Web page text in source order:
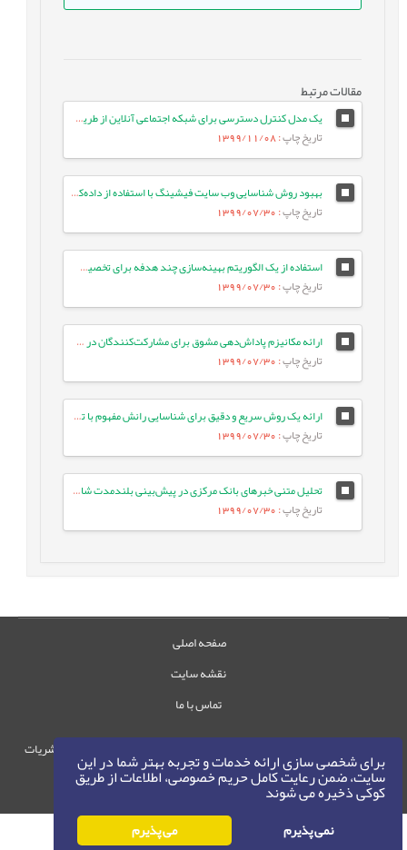
برای شخصی سازی ارائه خدمات و تجربه بهتر شما در این
سایت، ضمن رعایت کامل حریم خصوصی، اطلاعات از طریق
کوکی ذخیره می شوند
نمی پذیرم می پذیرم
مقالات مرتبط
یک مدل کنترل دسترسی برای شبکه اجتماعی آنلاین از طریق ارتباطات کاربربه‌کاربر
تاریخ چاپ: 1399/11/08
بهبود روش شناسایی وب سایت فیشینگ با استفاده از داده‌کاوی روی صفحات وب
تاریخ چاپ: 1399/07/30
استفاده از یک الگوریتم بهینه‌سازی چند هدفه برای تخصیص کارها در سیستم‌های مبتنی بر ابر با هدف کاهش انرژی مصرفی
تاریخ چاپ: 1399/07/30
ارائه مکانیزم پاداش‌دهی مشوق برای مشارکت‌کنندگان در سیستم محاسبات انسانی تشخیص نفوذ بر اساس نظریه بازی‌ها
تاریخ چاپ: 1399/07/30
ارائه یک روش سریع و دقیق برای شناسایی رانش مفهوم با تحلیل سابقه‌ی رویدادها
تاریخ چاپ: 1399/07/30
تحلیل متنی خبرهای بانک مرکزی در پیش‌بینی بلندمدت شاخص بورس اوراق بهادار تهران
تاریخ چاپ: 1399/07/30
صفحه اصلی
نقشه سایت
تماس با ما
حقوق این وب‌سایت متعلق به سامانه مدیریت نشریات
رایمگ است.
حق نشر